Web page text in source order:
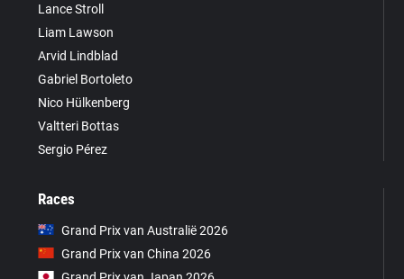
Lance Stroll
Liam Lawson
Arvid Lindblad
Gabriel Bortoleto
Nico Hülkenberg
Valtteri Bottas
Sergio Pérez
Races
Grand Prix van Australië 2026
Grand Prix van China 2026